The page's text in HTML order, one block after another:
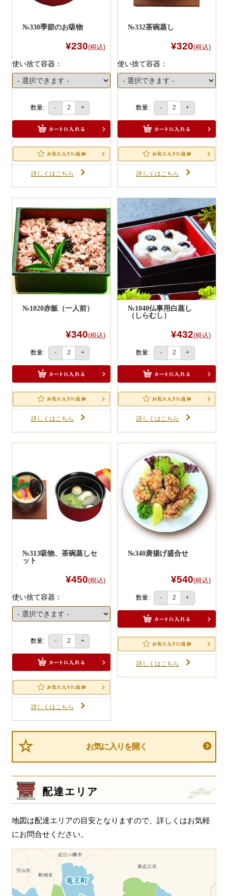
№330季節のお吸物
¥230(税込)
使い捨て容器：
数量: - +
詳しくはこちら
№332茶碗蒸し
¥320(税込)
使い捨て容器：
数量: - +
詳しくはこちら
№1020赤飯（一人前）
¥340(税込)
数量: - +
詳しくはこちら
№1040仏事用白蒸し
（しらむし）
¥432(税込)
数量: - +
詳しくはこちら
№313吸物、茶碗蒸しセ
ット
¥450(税込)
使い捨て容器：
数量: - +
詳しくはこちら
№340唐揚げ盛合せ
¥540(税込)
数量: - +
詳しくはこちら
お気に入りを開く
配達エリア
地図は配達エリアの目安となりますので、詳しくはお気軽
にお問合せください。